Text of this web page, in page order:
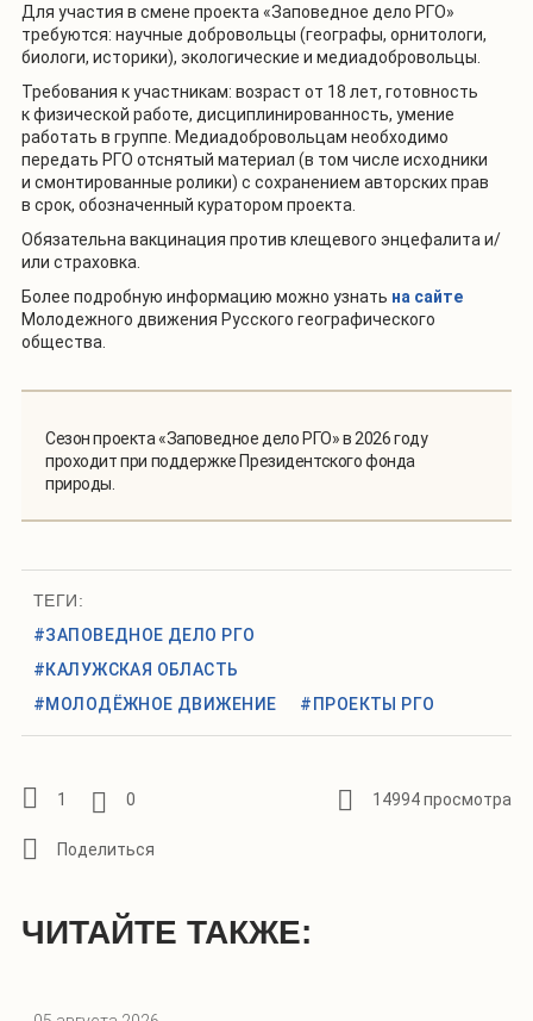
Для участия в смене проекта «Заповедное дело РГО»
требуются: научные добровольцы (географы, орнитологи,
биологи, историки), экологические и медиадобровольцы.
Требования к участникам: возраст от 18 лет, готовность
к физической работе, дисциплинированность, умение
работать в группе. Медиадобровольцам необходимо
передать РГО отснятый материал (в том числе исходники
и смонтированные ролики) с сохранением авторских прав
в срок, обозначенный куратором проекта.
Обязательна вакцинация против клещевого энцефалита и/
или страховка.
Более подробную информацию можно узнать на сайте
Молодежного движения Русского географического
общества.
Сезон проекта «Заповедное дело РГО» в 2026 году
проходит при поддержке Президентского фонда
природы.
ТЕГИ:
#ЗАПОВЕДНОЕ ДЕЛО РГО
#КАЛУЖСКАЯ ОБЛАСТЬ
#МОЛОДЁЖНОЕ ДВИЖЕНИЕ
#ПРОЕКТЫ РГО
1 0 14994 просмотра
ЧИТАЙТЕ ТАКЖЕ: